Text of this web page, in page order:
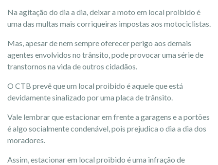
Na agitação do dia a dia, deixar a moto em local proibido é
uma das multas mais corriqueiras impostas aos motociclistas.
Mas, apesar de nem sempre oferecer perigo aos demais
agentes envolvidos no trânsito, pode provocar uma série de
transtornos na vida de outros cidadãos.
O CTB prevê que um local proibido é aquele que está
devidamente sinalizado por uma placa de trânsito.
Vale lembrar que estacionar em frente a garagens e a portões
é algo socialmente condenável, pois prejudica o dia a dia dos
moradores.
Assim, estacionar em local proibido é uma infração de